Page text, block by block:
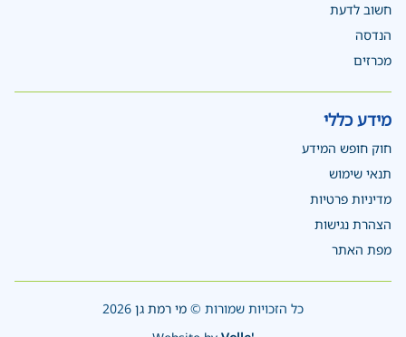
חשוב לדעת
הנדסה
מכרזים
מידע כללי
חוק חופש המידע
תנאי שימוש
מדיניות פרטיות
הצהרת נגישות
מפת האתר
כל הזכויות שמורות © מי רמת גן